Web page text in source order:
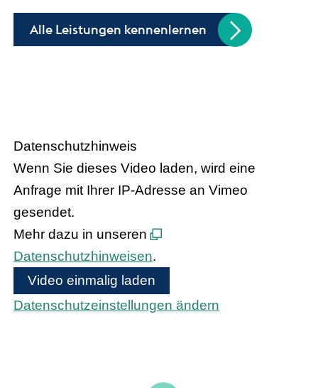
Alle Leistungen kennenlernen
Datenschutzhinweis
Wenn Sie dieses Video laden, wird eine
Anfrage mit Ihrer IP-Adresse an Vimeo
gesendet.
Mehr dazu in unseren
Datenschutzhinweisen.
Video einmalig laden
Datenschutzeinstellungen ändern